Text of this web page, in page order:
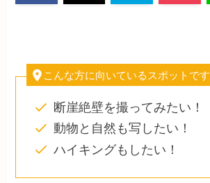
こんな方に向いているスポットです
断崖絶壁を撮ってみたい！
動物と自然も写したい！
ハイキングもしたい！